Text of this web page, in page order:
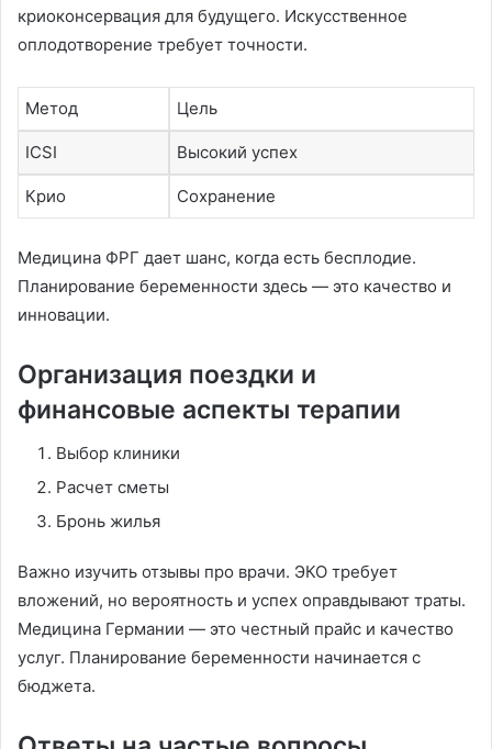
криоконсервация для будущего. Искусственное
оплодотворение требует точности.
Метод Цель
ICSI Высокий успех
Крио Сохранение
Медицина ФРГ дает шанс, когда есть бесплодие.
Планирование беременности здесь — это качество и
инновации.
Организация поездки и
финансовые аспекты терапии
Выбор клиники
Расчет сметы
Бронь жилья
Важно изучить отзывы про врачи. ЭКО требует
вложений, но вероятность и успех оправдывают траты.
Медицина Германии — это честный прайс и качество
услуг. Планирование беременности начинается с
бюджета.